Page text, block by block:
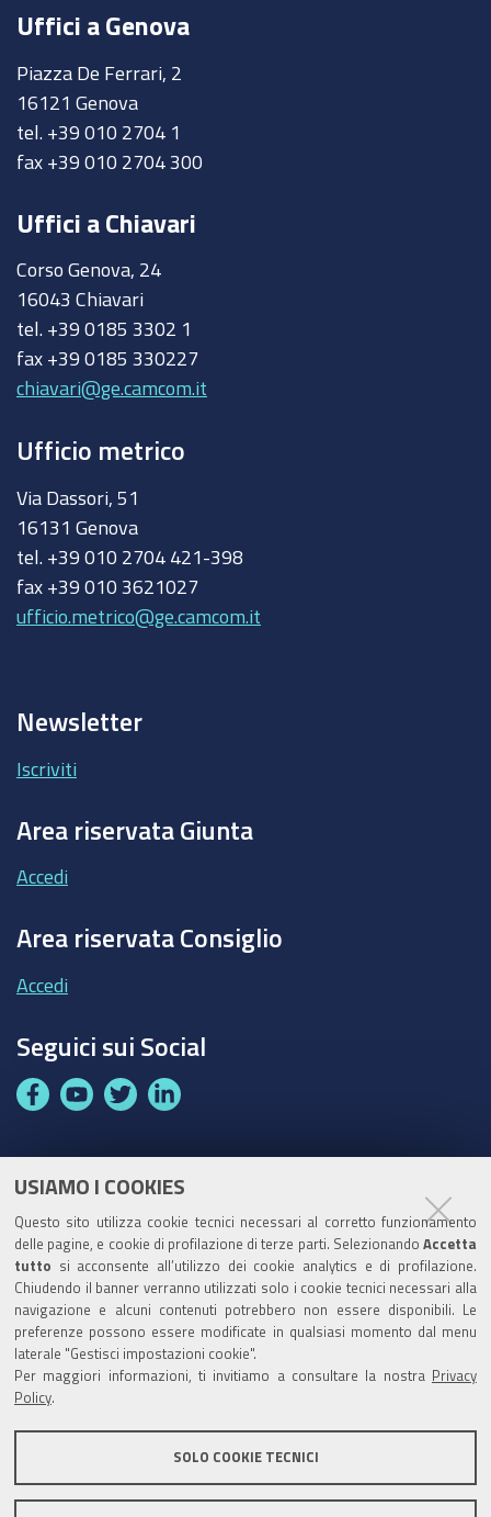
USIAMO I COOKIES
Questo sito utilizza cookie tecnici necessari al corretto funzionamento
delle pagine, e cookie di profilazione di terze parti. Selezionando Accetta
tutto si acconsente all’utilizzo dei cookie analytics e di profilazione.
Chiudendo il banner verranno utilizzati solo i cookie tecnici necessari alla
navigazione e alcuni contenuti potrebbero non essere disponibili. Le
preferenze possono essere modificate in qualsiasi momento dal menu
laterale "Gestisci impostazioni cookie".
Per maggiori informazioni, ti invitiamo a consultare la nostra
Privacy
Policy
SOLO COOKIE TECNICI
Uffici a Genova
Piazza De Ferrari, 2
16121 Genova
tel. +39 010 2704 1
fax +39 010 2704 300
Uffici a Chiavari
Corso Genova, 24
16043 Chiavari
tel. +39 0185 3302 1
fax +39 0185 330227
chiavari@ge.camcom.it
Ufficio metrico
Via Dassori, 51
16131 Genova
tel. +39 010 2704 421-398
fax +39 010 3621027
ufficio.metrico@ge.camcom.it
Newsletter
Iscriviti
Area riservata Giunta
Accedi
Area riservata Consiglio
Accedi
Seguici sui Social
F
e
o
o
k
Y
t
b
e
T
t
e
r
L
k
d
I
n
Codice Univoco Ufficio:UF1SDE
I soggetti privati potranno effettuare i pagamenti
tramite PagoPA con Modalità diretta o con Avviso di
pagamento al seguente linkPaga con PagoPA
Codice IBAN per le pubbliche amministrazioni
Banca D’Italia: IT96Z0100004306TU0000007079